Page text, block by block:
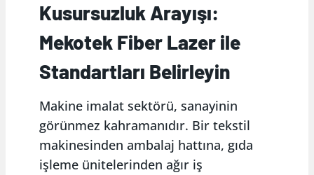
Kusursuzluk Arayışı:
Mekotek Fiber Lazer ile
Standartları Belirleyin
Makine imalat sektörü, sanayinin
görünmez kahramanıdır. Bir tekstil
makinesinden ambalaj hattına, gıda
işleme ünitelerinden ağır iş